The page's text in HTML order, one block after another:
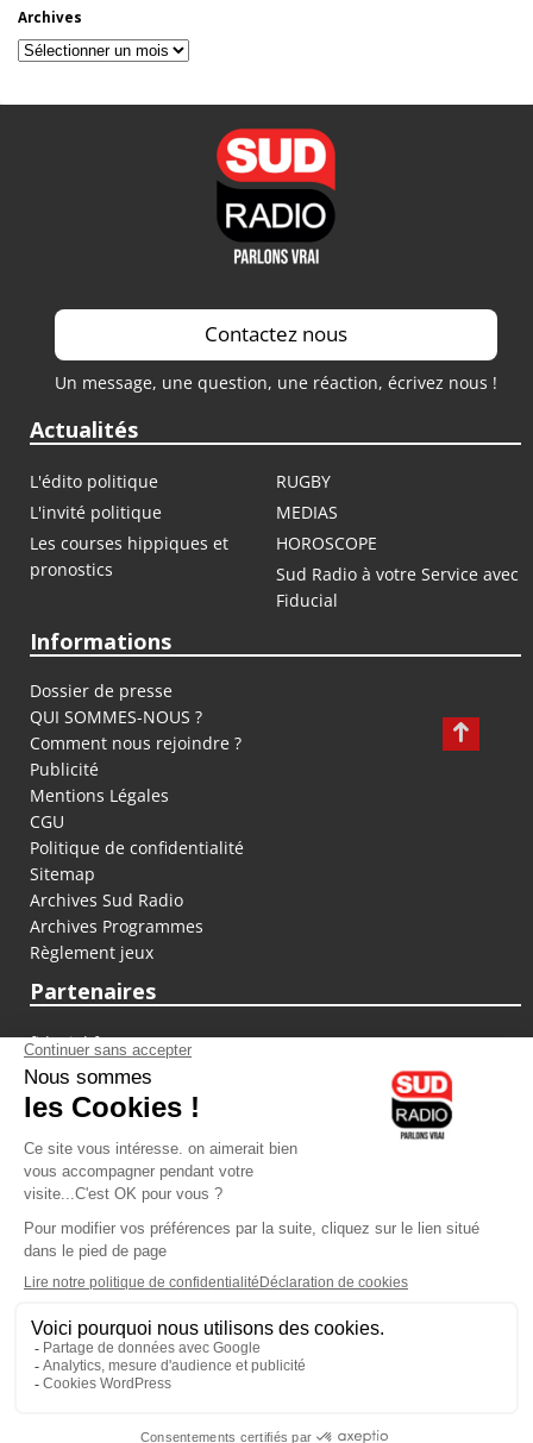
Archives
Archives
Contactez nous
Un message, une question, une réaction, écrivez nous !
Actualités
L'édito politique
RUGBY
L'invité politique
MEDIAS
Les courses hippiques et
pronostics
HOROSCOPE
Sud Radio à votre Service avec
Fiducial
Informations
Dossier de presse
QUI SOMMES-NOUS ?
Comment nous rejoindre ?
Publicité
Mentions Légales
CGU
Politique de confidentialité
Sitemap
Archives Sud Radio
Archives Programmes
Règlement jeux
Partenaires
fiducial.fr
lyoncapitale.fr
olympique-et-lyonnais.com
L'application Iphone / Android
Téléchargez l'application
Les cookies
Gestion des cookies
Crédit photos : ©Sud Radio / Pierre Olivier